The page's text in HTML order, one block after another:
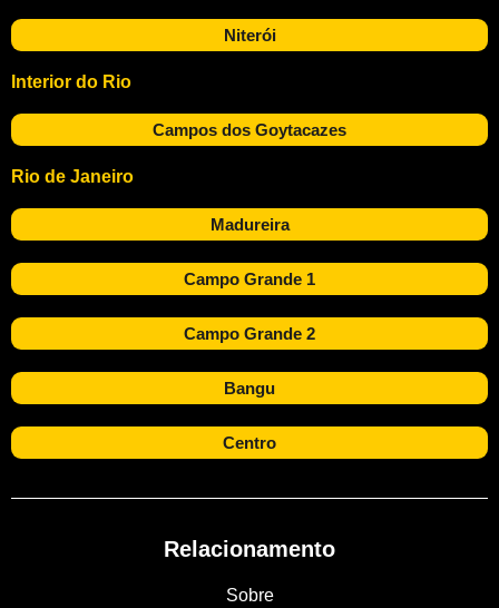
Niterói
Interior do Rio
Campos dos Goytacazes
Rio de Janeiro
Madureira
Campo Grande 1
Campo Grande 2
Bangu
Centro
Relacionamento
Sobre